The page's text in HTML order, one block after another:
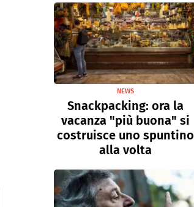
NEWS
Snackpacking: ora la
vacanza "più buona" si
costruisce uno spuntino
alla volta